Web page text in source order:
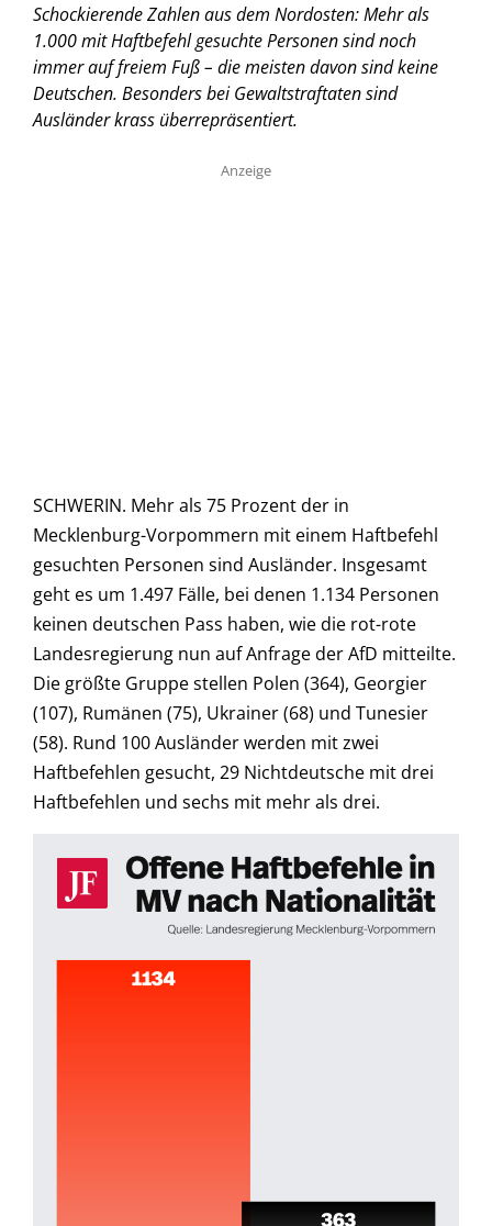
Schockierende Zahlen aus dem Nordosten: Mehr als
1.000 mit Haftbefehl gesuchte Personen sind noch
immer auf freiem Fuß – die meisten davon sind keine
Deutschen. Besonders bei Gewaltstraftaten sind
Ausländer krass überrepräsentiert.
Anzeige
SCHWERIN. Mehr als 75 Prozent der in
Mecklenburg-Vorpommern mit einem Haftbefehl
gesuchten Personen sind Ausländer. Insgesamt
geht es um 1.497 Fälle, bei denen 1.134 Personen
keinen deutschen Pass haben, wie die rot-rote
Landesregierung nun auf Anfrage der AfD mitteilte.
Die größte Gruppe stellen Polen (364), Georgier
(107), Rumänen (75), Ukrainer (68) und Tunesier
(58). Rund 100 Ausländer werden mit zwei
Haftbefehlen gesucht, 29 Nichtdeutsche mit drei
Haftbefehlen und sechs mit mehr als drei.